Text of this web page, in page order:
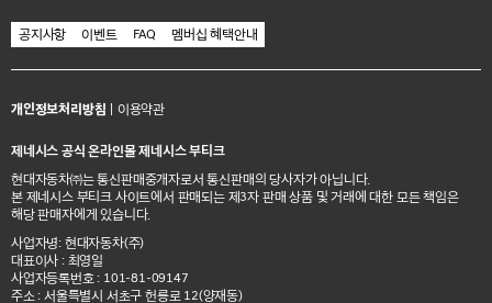
공지사항 이벤트 FAQ 멤버십 혜택안내
개인정보처리방침 이용약관
제네시스 공식 온라인몰 제네시스 부티크
현대자동차㈜는 통신판매중개자로서 통신판매의 당사자가 아닙니다.
본 제네시스 부티크 사이트에서 판매되는 제3자 판매 상품 및 거래에 대한 모든 책임은
해당 판매자에게 있습니다.
사업자명: 현대자동차(주)
대표이사 : 최영일
사업자등록번호 : 101-81-09147
주소 : 서울특별시 서초구 헌릉로 12(양재동)